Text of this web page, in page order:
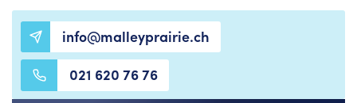
info@malleyprairie.ch
021 620 76 76